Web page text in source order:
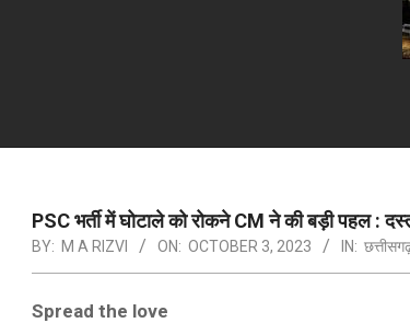
PSC भर्ती में घोटाले को रोकने CM ने की बड़ी पहल :
BY: M A RIZVI ON: OCTOBER 3, 2023 IN:
Spread the love